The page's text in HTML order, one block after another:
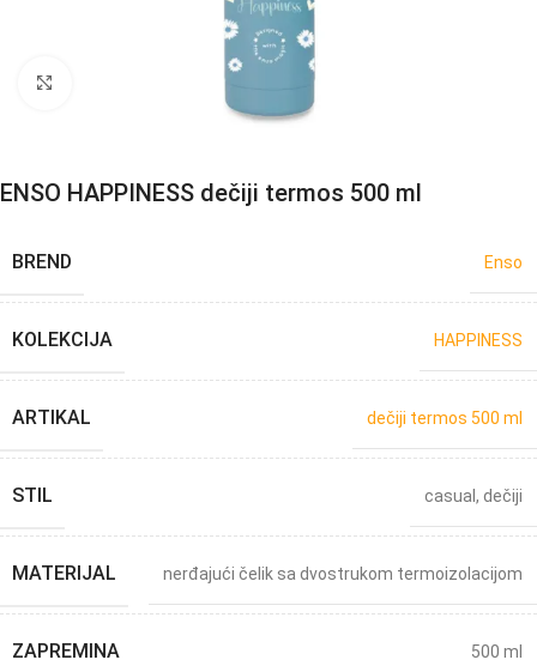
ENSO HAPPINESS dečiji termos 500 ml
BREND Enso
KOLEKCIJA HAPPINESS
ARTIKAL dečiji termos 500 ml
STIL casual , dečiji
MATERIJAL nerđajući čelik sa dvostrukom termoizolacijom
ZAPREMINA 500 ml